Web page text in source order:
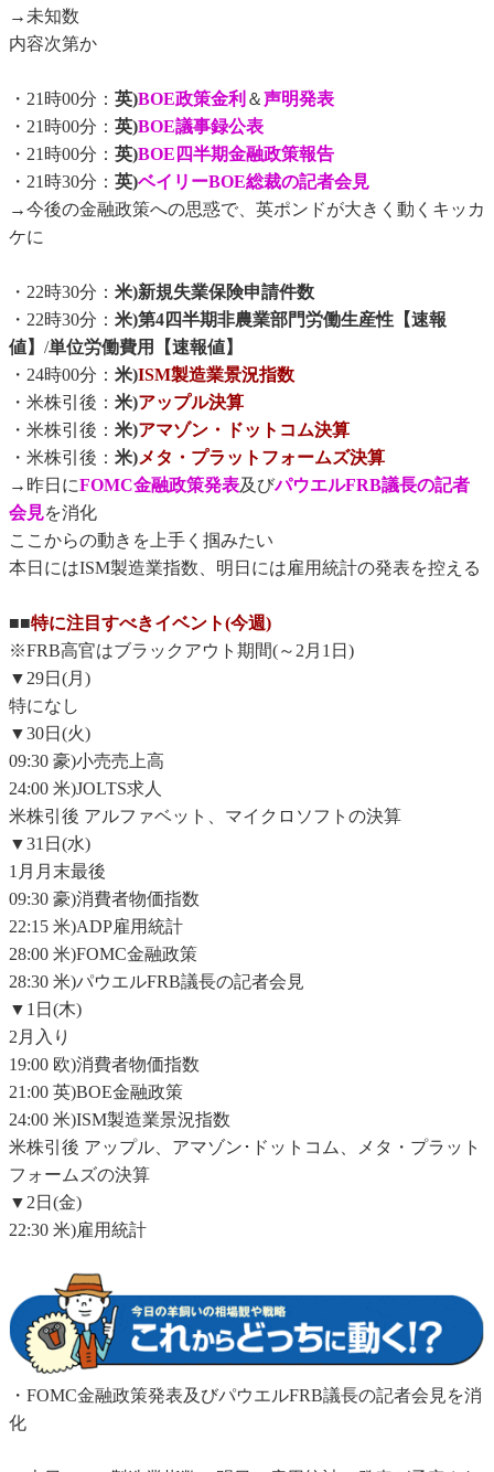
→未知数
内容次第か
・21時00分： 英)BOE政策金利 ＆声明発表
・21時00分： 英)BOE議事録公表
・21時00分： 英)BOE四半期金融政策報告
・21時30分： 英)ベイリーBOE総裁の記者会見
→今後の金融政策への思惑で、英ポンドが大きく動くキッカ
ケに
・22時30分： 米)新規失業保険申請件数
・22時30分： 米)第4四半期非農業部門労働生産性【速報
値】 /単位労働費用【速報値】
・24時00分： 米)ISM製造業景況指数
・米株引後： 米)アップル決算
・米株引後： 米)アマゾン・ドットコム決算
・米株引後： 米)メタ・プラットフォームズ決算
→昨日にFOMC金融政策発表及びパウエルFRB議長の記者
会見を消化
ここからの動きを上手く掴みたい
本日にはISM製造業指数、明日には雇用統計の発表を控える
■■特に注目すべきイベント(今週)
※FRB高官はブラックアウト期間(～2月1日)
▼29日(月)
特になし
▼30日(火)
09:30 豪)小売売上高
24:00 米)JOLTS求人
米株引後 アルファベット、マイクロソフトの決算
▼31日(水)
1月月末最後
09:30 豪)消費者物価指数
22:15 米)ADP雇用統計
28:00 米)FOMC金融政策
28:30 米)パウエルFRB議長の記者会見
▼1日(木)
2月入り
19:00 欧)消費者物価指数
21:00 英)BOE金融政策
24:00 米)ISM製造業景況指数
米株引後 アップル、アマゾン･ドットコム、メタ・プラット
フォームズの決算
▼2日(金)
22:30 米)雇用統計
・FOMC金融政策発表及びパウエルFRB議長の記者会見を消
化